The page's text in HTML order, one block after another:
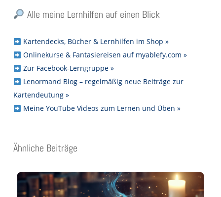
Alle meine Lernhilfen auf einen Blick
Kartendecks, Bücher & Lernhilfen im Shop »
Onlinekurse & Fantasiereisen auf myablefy.com »
Zur Facebook-Lerngruppe »
Lenormand Blog – regelmäßig neue Beiträge zur
Kartendeutung »
Meine YouTube Videos zum Lernen und Üben »
Ähnliche Beiträge